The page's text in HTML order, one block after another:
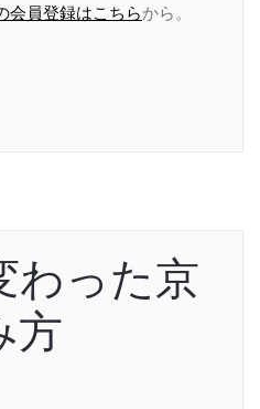
会員登録はこちらから。
わった京
方